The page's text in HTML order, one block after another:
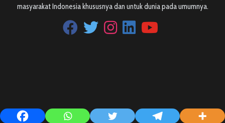
masyarakat Indonesia khususnya dan untuk dunia pada umumnya.